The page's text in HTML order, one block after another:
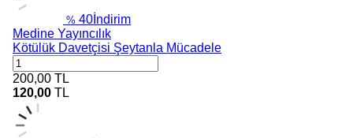
% 40 İndirim
Medine Yayıncılık
Kötülük Davetçisi Şeytanla Mücadele
200,00 TL
120,00 TL